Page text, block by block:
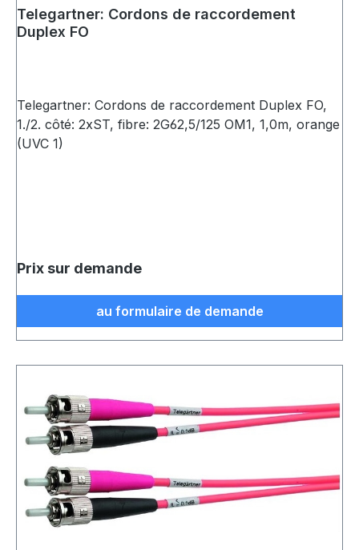
Telegartner: Cordons de raccordement
Duplex FO
Telegartner: Cordons de raccordement Duplex FO,
1./2. côté: 2xST, fibre: 2G62,5/125 OM1, 1,0m, orange
(UVC 1)
Prix sur demande
au formulaire de demande